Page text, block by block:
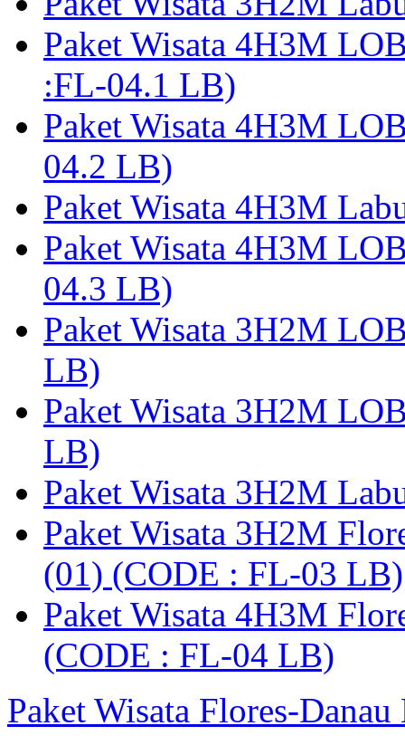
Paket Wisata 4H3M
:FL-04.1 LB)
Paket Wisata 4H3M
04.2 LB)
Paket Wisata 4H3M
Paket Wisata 4H3M
04.3 LB)
Paket Wisata 3H2M
LB)
Paket Wisata 3H2M
LB)
Paket Wisata 3H2M
Paket Wisata 3H2M
(01) (CODE : FL-03 LB)
Paket Wisata 4H3M
(CODE : FL-04 LB)
Paket Wisata Flores-